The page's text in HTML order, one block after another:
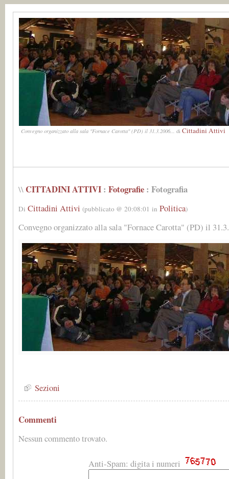
Convegno organizzato alla sala "Fornace Carotta" (PD) il 31.3.2006... di Cittadini Attivi
\\ CITTADINI ATTIVI: Fotografie: Fotografia
Di Cittadini Attivi (pubblicato @ 20:08:01 in Politica)
Convegno organizzato alla sala "Fornace Carotta" (PD) il
Sezioni
Commenti
Nessun commento trovato.
Anti-Spam: digita i numeri